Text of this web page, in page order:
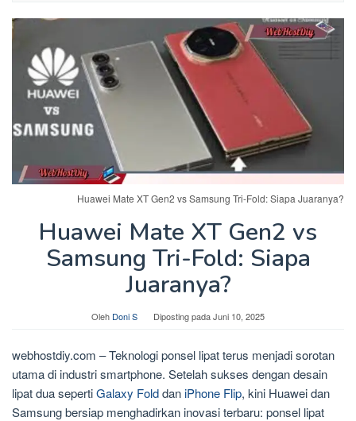
Huawei Mate XT Gen2 vs Samsung Tri-Fold: Siapa Juaranya?
Huawei Mate XT Gen2 vs
Samsung Tri-Fold: Siapa
Juaranya?
Oleh Doni S Diposting padaJuni 10, 2025
webhostdiy.com – Teknologi ponsel lipat terus menjadi sorotan
utama di industri smartphone. Setelah sukses dengan desain
lipat dua sepertiGalaxy FolddaniPhone Flip, kini Huawei dan
Samsung bersiap menghadirkan inovasi terbaru: ponsel lipat